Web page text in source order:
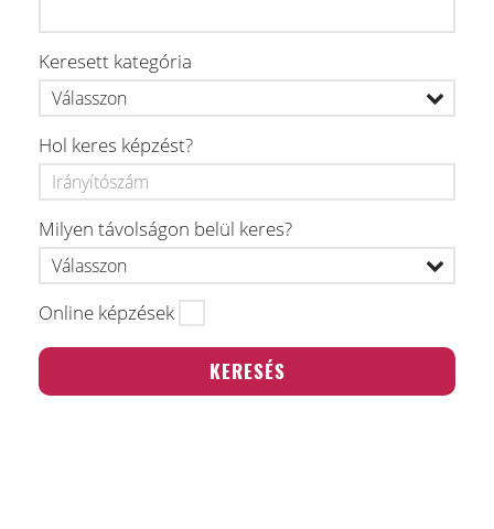
Keresett kategória
Hol keres képzést?
Milyen távolságon belül keres?
Online képzések